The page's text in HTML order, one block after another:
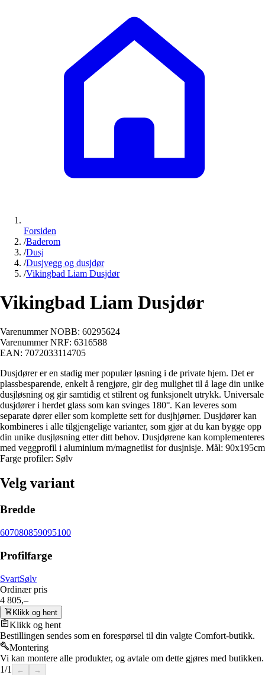
Forsiden
/Baderom
/Dusj
/Dusjvegg og dusjdør
/Vikingbad Liam Dusjdør
Vikingbad Liam Dusjdør
Varenummer NOBB: 60295624
Varenummer NRF: 6316588
EAN: 7072033114705
Dusjdører er en stadig mer populær løsning i de private hjem. Det er
plassbesparende, enkelt å rengjøre, gir deg mulighet til å lage din unike
dusjløsning og gir samtidig et stilrent og funksjonelt utrykk. Universale
dusjdører i herdet glass som kan svinges 180°. Kan leveres som
separate dører eller som komplette sett for dusjhjørner. Dusjdører kan
kombineres i alle tilgjengelige varianter, som gjør at du kan bygge opp
din unike dusjløsning etter ditt behov. Dusjdørene kan komplementeres
med veggprofil i aluminium m/magnetlist for dusjnisje. Mål: 90x195cm
Farge profiler: Sølv
Velg variant
Bredde
607080859095100
Profilfarge
SvartSølv
Ordinær pris
4 805,–
Klikk og hent
Klikk og hent
Bestillingen sendes som en forespørsel til din valgte Comfort-butikk.
Montering
Vi kan montere alle produkter, og avtale om dette gjøres med butikken.
1/1 ← →